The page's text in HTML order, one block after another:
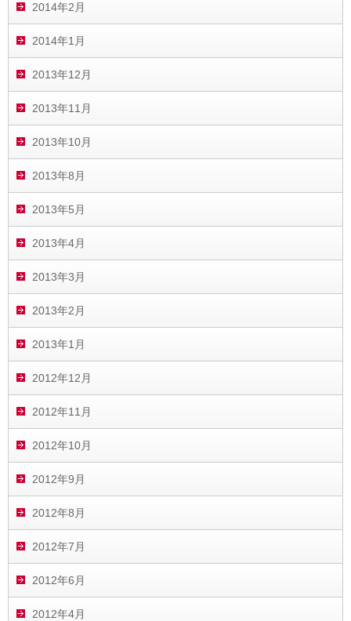
2014年2月
2014年1月
2013年12月
2013年11月
2013年10月
2013年8月
2013年5月
2013年4月
2013年3月
2013年2月
2013年1月
2012年12月
2012年11月
2012年10月
2012年9月
2012年8月
2012年7月
2012年6月
2012年4月